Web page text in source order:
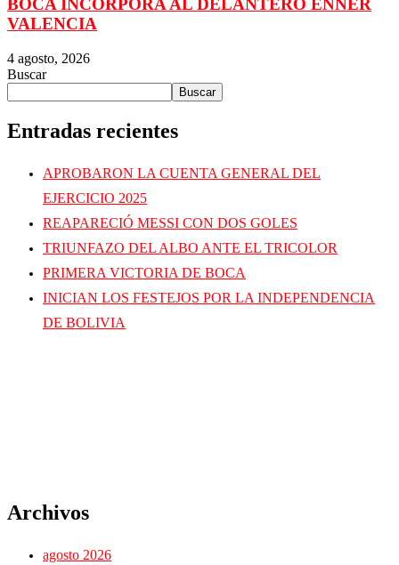
BOCA INCORPORA AL DELANTERO ENNER
VALENCIA
4 agosto, 2026
Buscar
Buscar
Entradas recientes
APROBARON LA CUENTA GENERAL DEL
EJERCICIO 2025
REAPARECIÓ MESSI CON DOS GOLES
TRIUNFAZO DEL ALBO ANTE EL TRICOLOR
PRIMERA VICTORIA DE BOCA
INICIAN LOS FESTEJOS POR LA INDEPENDENCIA
DE BOLIVIA
Archivos
agosto 2026